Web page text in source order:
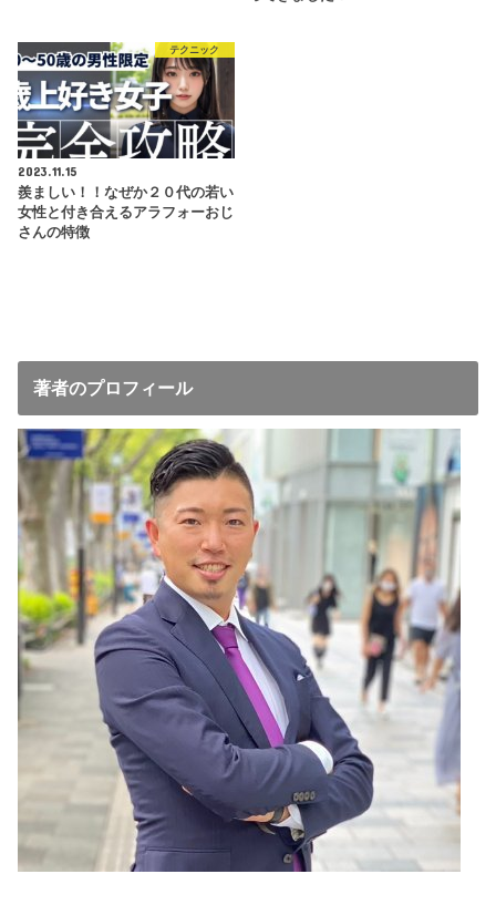
テクニック
2023.11.15
羨ましい！！なぜか２０代の若い
女性と付き合えるアラフォーおじ
さんの特徴
著者のプロフィール